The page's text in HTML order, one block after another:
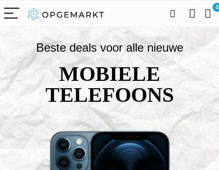
0
Beste deals voor alle nieuwe
MOBIELE
TELEFOONS